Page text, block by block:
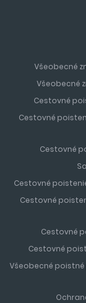
Všeobecné
Všeobecné
Cestovné
Cestovné
Cestovné
Cestovné
Cestovné
Cestovné
Cestovné
Všeobecné